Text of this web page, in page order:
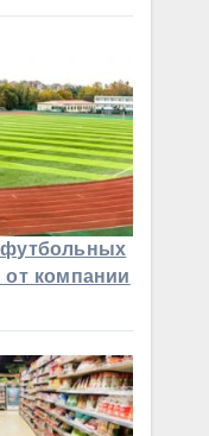
футбольных
компании